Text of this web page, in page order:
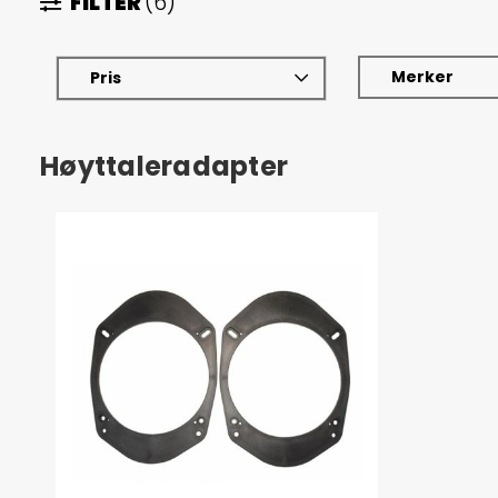
Pris Merker
Høyttaleradapter